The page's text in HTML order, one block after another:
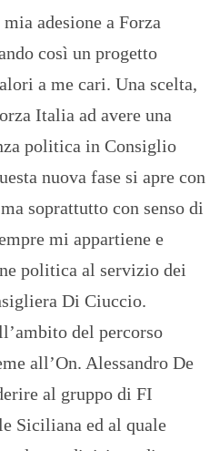
adesione a Forza
così un progetto
a me cari. Una scelta,
Italia ad avere una
politica in Consiglio
nuova fase si apre con
soprattutto con senso di
mi appartiene e
politica al servizio dei
Di Ciuccio.
del percorso
all’On. Alessandro De
al gruppo di FI
Siciliana ed al quale